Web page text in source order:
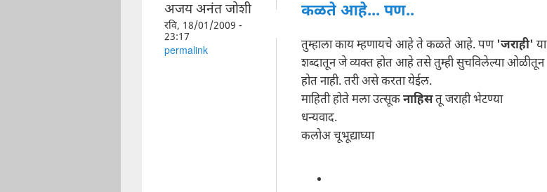
अजय अनंत जोशी
रवि, 18/01/2009 -
23:17
permalink
कळते आहे... पण..
तुम्हाला काय म्हणायचे आहे ते कळते आहे. पण 'जराही' या
शब्दातून जे व्यक्त होत आहे तसे तुम्ही सुचविलेल्या ओळीतून
होत नाही. तरी असे करता येईल.
माहिती होते मला उत्सूकनाहिसतू जराही भेटण्या
धन्यवाद.
कलोअ चूभूद्याघ्या